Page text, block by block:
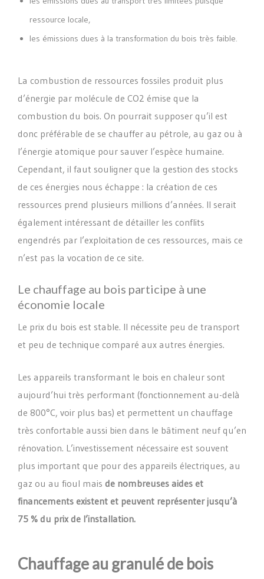
ressource locale,
les émissions dues à la transformation du bois très faible.
La combustion de ressources fossiles produit plus
d’énergie par molécule de CO2 émise que la
combustion du bois. On pourrait supposer qu’il est
donc préférable de se chauffer au pétrole, au gaz ou à
l’énergie atomique pour sauver l’espèce humaine.
Cependant, il faut souligner que la gestion des stocks
de ces énergies nous échappe : la création de ces
ressources prend plusieurs millions d’années. Il serait
également intéressant de détailler les conflits
engendrés par l’exploitation de ces ressources, mais ce
n’est pas la vocation de ce site.
Le chauffage au bois participe à une
économie locale
Le prix du bois est stable. Il nécessite peu de transport
et peu de technique comparé aux autres énergies.
Les appareils transformant le bois en chaleur sont
aujourd’hui très performant (fonctionnement au-delà
de 800°C, voir plus bas) et permettent un chauffage
très confortable aussi bien dans le bâtiment neuf qu’en
rénovation. L’investissement nécessaire est souvent
plus important que pour des appareils électriques, au
gaz ou au fioul mais de nombreuses aides et
financements existent et peuvent représenter jusqu’à
75 % du prix de l’installation.
Chauffage au granulé de bois